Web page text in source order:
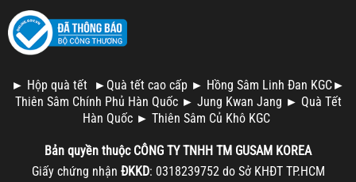
► Hộp quà tết ► Quà tết cao cấp ► Hồng Sâm Linh Đan KGC►
Thiên Sâm Chính Phủ Hàn Quốc ► Jung Kwan Jang ► Quà Tết
Hàn Quốc ► Thiên Sâm Củ Khô KGC
Bản quyền thuộc CÔNG TY TNHH TM GUSAM KOREA
Giấy chứng nhận ĐKKD: 0318239752 do Sở KHĐT TP.HCM